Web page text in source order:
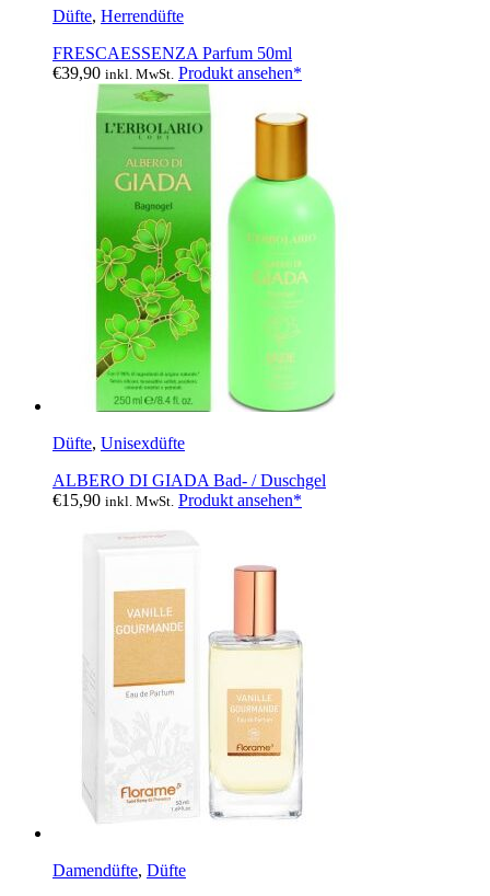
Düfte, Herrendüfte
FRESCAESSENZA Parfum 50ml
€39,90 inkl. MwSt. Produkt ansehen*
Düfte, Unisexdüfte
ALBERO DI GIADA Bad- / Duschgel
€15,90 inkl. MwSt. Produkt ansehen*
Damendüfte, Düfte